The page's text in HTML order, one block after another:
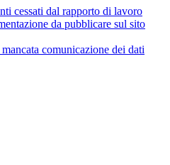
cessati dal rapporto di lavoro
da pubblicare sul sito
comunicazione dei dati